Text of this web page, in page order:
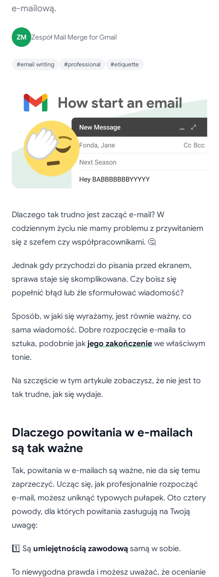
e-mailową.
ZM Zespół Mail Merge for Gmail
#email writing #professional #etiquette
Dlaczego tak trudno jest zacząć e-mail? W
codziennym życiu nie mamy problemu z przywitaniem
się z szefem czy współpracownikami. 🤔
Jednak gdy przychodzi do pisania przed ekranem,
sprawa staje się skomplikowana. Czy boisz się
popełnić błąd lub źle sformułować wiadomość?
Sposób, w jaki się wyrażamy, jest równie ważny, co
sama wiadomość. Dobre rozpoczęcie e-maila to
sztuka, podobnie jak jego zakończenie we właściwym
tonie.
Na szczęście w tym artykule zobaczysz, że nie jest to
tak trudne, jak się wydaje.
Dlaczego powitania w e-mailach
są tak ważne
Tak, powitania w e-mailach są ważne, nie da się temu
zaprzeczyć. Ucząc się, jak profesjonalnie rozpocząć
e-mail, możesz uniknąć typowych pułapek. Oto cztery
powody, dla których powitania zasługują na Twoją
uwagę:
1️⃣ Są umiejętnością zawodową samą w sobie.
To niewygodna prawda i możesz uważać, że ocenianie